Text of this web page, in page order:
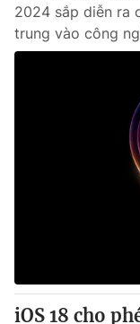
2024 sắp diễn ra
trung vào công
iOS 18 cho